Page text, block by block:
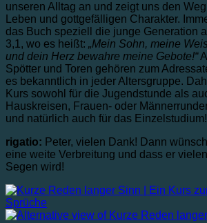
unseren Alltag an und zeigt uns den
Leben und gottgefälligen Charakter.
das Buch speziell die junge Generation
3,1, wo es heißt: „Mein Sohn, meine
und dein Herz bewahre meine Gebote!“
Spötter und Toren gehören zum
es bekanntlich in jeder Altersgruppe.
Kurs sowohl für die Jugendstunde als
Hauskreisen, Frauen- oder
und natürlich auch für das Einzelstudium!
rigatio: Peter, vielen Dank! Dann
eine weite Verbreitung und dass er
Segen wird!